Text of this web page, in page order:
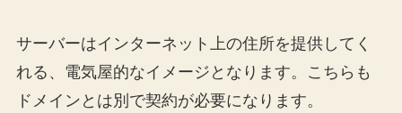
サーバーはインターネット上の住所を提供してく
れる、電気屋的なイメージとなります。こちらも
ドメインとは別で契約が必要になります。